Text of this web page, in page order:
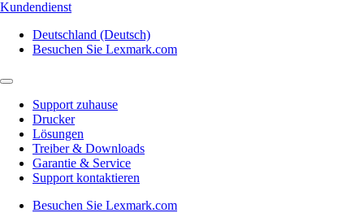
Kundendienst
Deutschland (Deutsch)
Besuchen Sie Lexmark.com
Support zuhause
Drucker
Lösungen
Treiber & Downloads
Garantie & Service
Support kontaktieren
Besuchen Sie Lexmark.com